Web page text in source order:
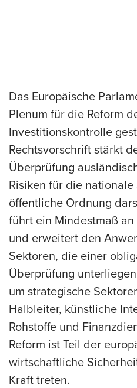
Das Europäische
Plenum für die Reform
Investitionskontrolle
Rechtsvorschrift stärkt
Überprüfung
Risiken für die
öffentliche Ordnung
führt ein Mindestmaß
und erweitert den
Sektoren, die einer
Überprüfung
um strategische
Halbleiter, künstliche
Rohstoffe und
Reform ist Teil der
wirtschaftliche
Kraft treten.